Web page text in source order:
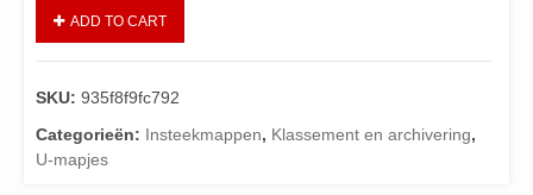
ADD TO CART
SKU: 935f8f9fc792
Categorieën: Insteekmappen, Klassement en archivering,
U-mapjes